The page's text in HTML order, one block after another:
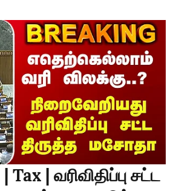
| வரிவிதிப்பு சட்ட